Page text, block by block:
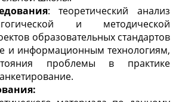
: теоретический анализ
и методической
образовательных стандартов
и информационным технологиям,
проблемы в практике